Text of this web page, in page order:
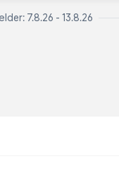
7.8.26 - 13.8.26